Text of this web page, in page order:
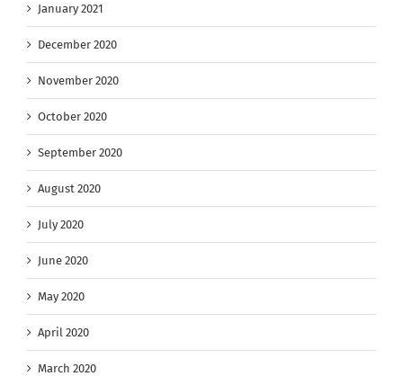
January 2021
December 2020
November 2020
October 2020
September 2020
August 2020
July 2020
June 2020
May 2020
April 2020
March 2020